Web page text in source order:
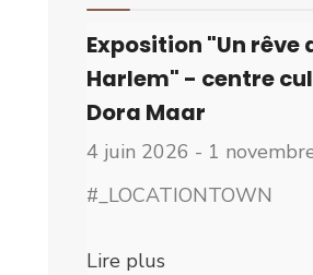
Exposition "Un rêve
Harlem" - centre
Dora Maar
4 juin 2026 - 1
#_LOCATIONTOWN
Lire plus